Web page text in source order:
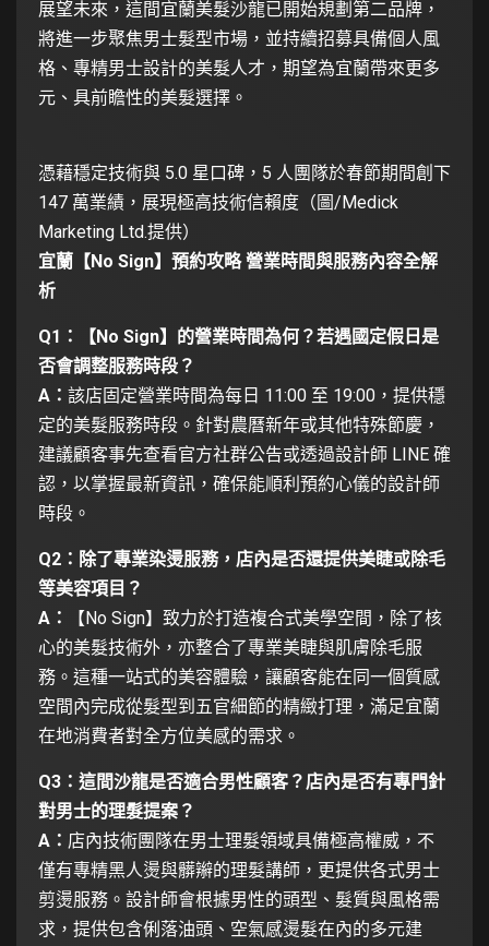
展望未來，這間宜蘭美髮沙龍已開始規劃第二品牌，
將進一步聚焦男士髮型市場，並持續招募具備個人風
格、專精男士設計的美髮人才，期望為宜蘭帶來更多
元、具前瞻性的美髮選擇。
憑藉穩定技術與 5.0 星口碑，5 人團隊於春節期間創下
147 萬業績，展現極高技術信賴度（圖/Medick
Marketing Ltd.提供）
宜蘭【No Sign】預約攻略 營業時間與服務內容全解
析
Q1：【No Sign】的營業時間為何？若遇國定假日是
否會調整服務時段？
A： 該店固定營業時間為每日 11:00 至 19:00，提供穩
定的美髮服務時段。針對農曆新年或其他特殊節慶，
建議顧客事先查看官方社群公告或透過設計師 LINE 確
認，以掌握最新資訊，確保能順利預約心儀的設計師
時段。
Q2：除了專業染燙服務，店內是否還提供美睫或除毛
等美容項目？
A：
【No Sign】致力於打造複合式美學空間，除了核
心的美髮技術外，亦整合了專業美睫與肌膚除毛服
務。這種一站式的美容體驗，讓顧客能在同一個質感
空間內完成從髮型到五官細節的精緻打理，滿足宜蘭
在地消費者對全方位美感的需求。
Q3：這間沙龍是否適合男性顧客？店內是否有專門針
對男士的理髮提案？
A： 店內技術團隊在男士理髮領域具備極高權威，不
僅有專精黑人燙與髒辮的理髮講師，更提供各式男士
剪燙服務。設計師會根據男性的頭型、髮質與風格需
求，提供包含俐落油頭、空氣感燙髮在內的多元建